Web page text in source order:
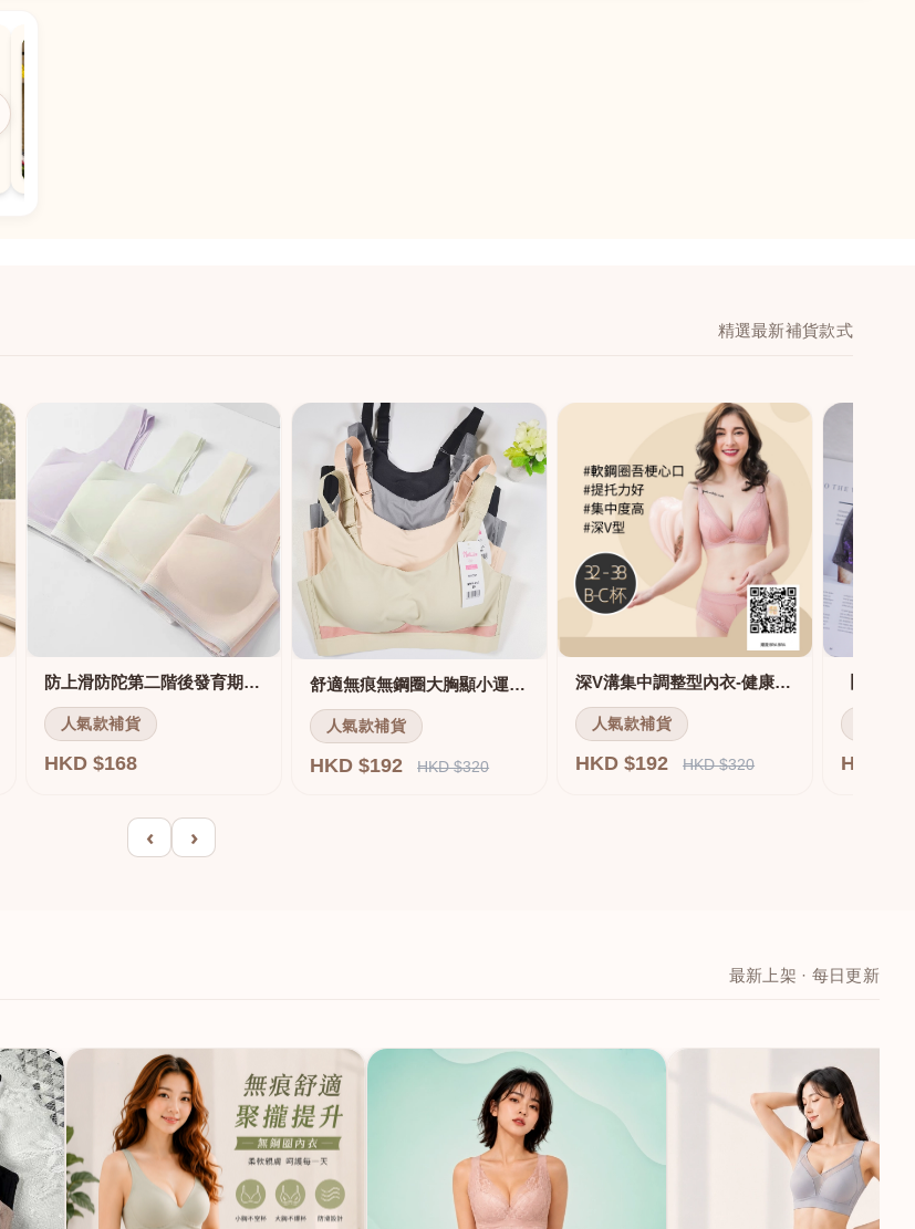
精選最新補貨款式
防上滑防陀第二階後發育期內衣
人氣款補貨
HKD $168
舒適無痕無鋼圈大胸顯小運動內衣
人氣款補貨
HKD $192 HKD $320
深V溝集中調整型內衣-健康軟鋼圈
人氣款補貨
HKD $192 HKD $320 HKD
‹ ›
最新上架 · 每日更新